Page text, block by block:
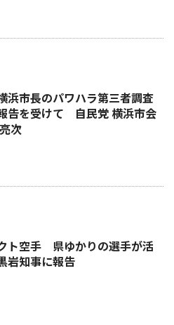
市長のパワハラ第三者調査
告を受けて 自民党 横浜市会
次
ト空手 県ゆかりの選手が活
知事に報告